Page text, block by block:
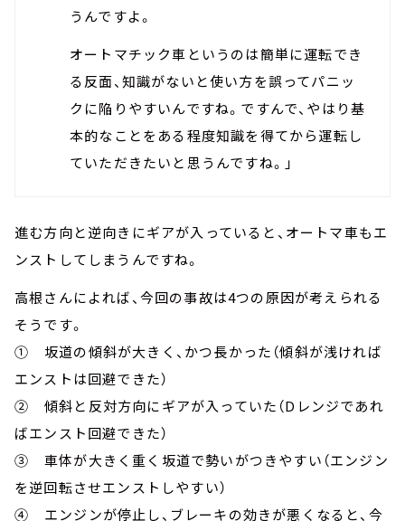
うんですよ。
オートマチック車というのは簡単に運転でき
る反面、知識がないと使い方を誤ってパニッ
クに陥りやすいんですね。ですんで、やはり基
本的なことをある程度知識を得てから運転し
ていただきたいと思うんですね。」
進む方向と逆向きにギアが入っていると、オートマ車もエ
ンストしてしまうんですね。
高根さんによれば、今回の事故は4つの原因が考えられる
そうです。
① 坂道の傾斜が大きく、かつ長かった（傾斜が浅ければ
エンストは回避できた）
② 傾斜と反対方向にギアが入っていた（Dレンジであれ
ばエンスト回避できた）
③ 車体が大きく重く坂道で勢いがつきやすい（エンジン
を逆回転させエンストしやすい）
④ エンジンが停止し、ブレーキの効きが悪くなると、今